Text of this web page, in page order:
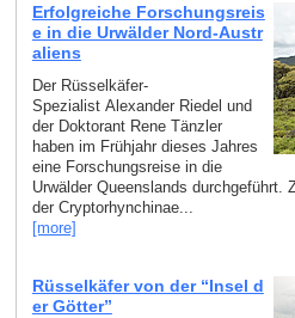
Erfolgreiche Forschungsreis
e in die Urwälder Nord-Austr
aliens
Der Rüsselkäfer-
Spezialist Alexander Riedel und
der Doktorant Rene Tänzler
haben im Frühjahr dieses Jahres
eine Forschungsreise in die
Urwälder Queenslands durchgeführt.
der Cryptorhynchinae...
[more]
Rüsselkäfer von der “Insel d
er Götter”